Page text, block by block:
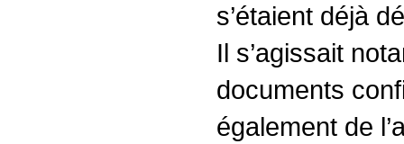
s’étaient déjà
Il s’agissait
documents
également de